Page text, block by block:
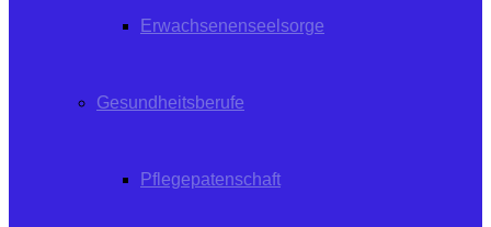
Erwachsenenseelsorge
Gesundheitsberufe
Pflegepatenschaft